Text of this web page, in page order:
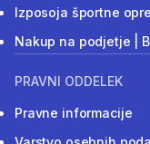
Izposoja športne
Nakup na podjetje |
PRAVNI ODDELEK
Pravne informacije